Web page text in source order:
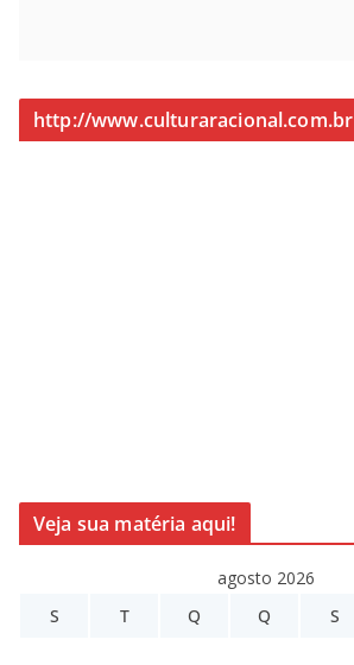
http://www.culturaracional.com.br
Veja sua matéria aqui!
agosto 2026
S
T Q Q S